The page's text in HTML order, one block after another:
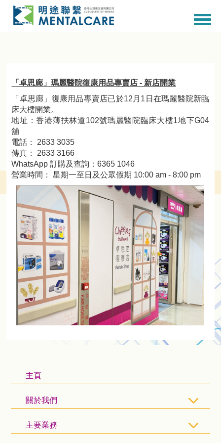
「卓思廊」瑪麗醫院復康用品專賣店 - 新店開業
「卓思廊」復康用品專賣店已於12月1日在瑪麗醫院新臨
床大樓開業。
地址：香港薄扶林道102號瑪麗醫院臨床大樓1地下G04
舖
電話： 2633 3035
傳真： 2633 3166
WhatsApp 訂購及查詢：6365 1046
營業時間： 星期一至日及公眾假期 10:00 am - 8:00 pm
主頁
關於我們
主要業務